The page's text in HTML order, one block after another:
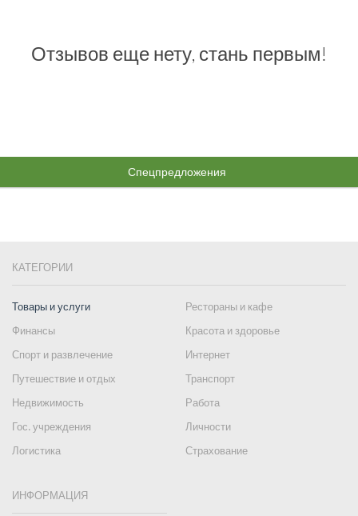
Отзывов еще нету, стань первым!
Спецпредложения
КАТЕГОРИИ
Товары и услуги
Рестораны и кафе
Финансы
Красота и здоровье
Спорт и развлечение
Интернет
Путешествие и отдых
Транспорт
Недвижимость
Работа
Гос. учреждения
Личности
Логистика
Страхование
ИНФОРМАЦИЯ